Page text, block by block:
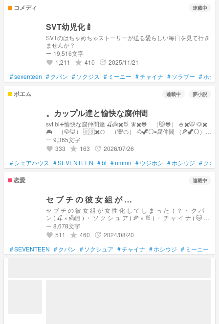
コメディ 連載中
SVT幼児化🍼
SVTのはちゃめちゃストーリーが送る愛らしい毎日を見て行き
ませんか？
ー 19,516文字
favorite 1,211 grade 410 update 2025/11/21
#seventeen #クパン #ソクジス # ミーニー #チャイナ #ソラブー #ホシ
ポエム 連載中 夢小説
。カップル達と愉快な腐仲間
svt bl➕愉快な腐仲間達 🍒👼✖️🐰 🧚✖️🐸 （🐱🐸） 🍚✖️🐯 🐶✖️
🎮 （🐶🦊） 🇺🇸✖️🍊 （🐼🍊） 🐴🦖⚪️🟰腐仲間 （🍕🦖⚪️）
一般人14人がシェアハウスをしてる設定です （みんなモデル
とかだけど、アイドルじゃないから一般人ってことで）
ー 9,365文字
favorite 333 grade 163 update 2026/07/26
#シェアハウス #SEVENTEEN #bl #nmmn #ウジホシ #ホシウジ #クオ
恋愛 連載中
セ ブ チ の 彼 女 組 が …
セ ブ チ の 彼 女 組 が 女 性 化 し て し ま っ た ！？ ・ ク パ
ン ( 🍒 × 👼🏻 ) ・ ソ ク シ ュ ア ( 🍕 × 🐰 ) ・ チ ャ イ ナ ( 🐱 ×
🐸 ) ・ ホ シ ウ ジ ( 🐯 × 🍚 ) ・ ミ ー ニ ー ( 🐶 × 🦊 ) ・ ソ ラ ブ
ー ( 🐻‍❄️ × 🍊 ) デ ィ ノ さ ん も 出 て き ま す p . s … 沢 山 見
て い た だ き あ り が と う ご ざ い ま す 沢 山 の い い ね ！
沢 山 の お 気 に 入 り 追 加 ！ 本 当 に 感 謝 し か な い で す
！ ！ 今 後 と も よ ろ し く お 願 い し ま す !!
ー 8,678文字
favorite 511 grade 460 update 2024/08/20
#SEVENTEEN #クパン #ソクシュア #チャイナ #ホシウジ # ミーニー